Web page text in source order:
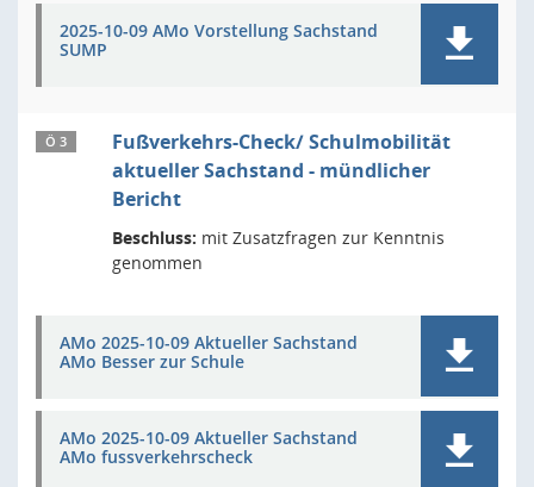
2025-10-09 AMo Vorstellung Sachstand
SUMP
Ö 3
Fußverkehrs-Check/ Schulmobilität
aktueller Sachstand - mündlicher
Bericht
Beschluss: mit Zusatzfragen zur Kenntnis
genommen
AMo 2025-10-09 Aktueller Sachstand
AMo Besser zur Schule
AMo 2025-10-09 Aktueller Sachstand
AMo fussverkehrscheck